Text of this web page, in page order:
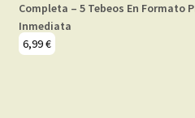
Completa – 5 Tebeos En Formato
Inmediata
6,99€